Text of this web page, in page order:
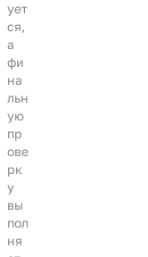
ует
ся,
а
фи
на
льн
ую
пр
ове
рк
у
вы
пол
ня